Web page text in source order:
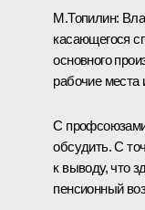
М.Топилин:
касающегося
основного
рабочие места
С
обсудить. С
к выводу, что
пенсионный